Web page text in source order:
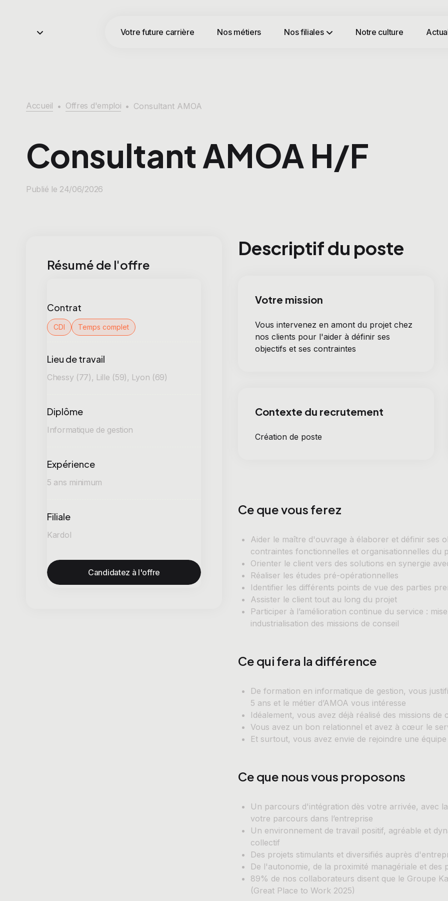
Votre future carrière Nos métiers Nos filiales Notre culture
Accueil • Offres d'emploi • Consultant AMOA
Consultant AMOA H/F
Publié le 24/06/2026
Résumé de l'offre
Contrat
CDI Temps complet
Lieu de travail
Chessy (77), Lille (59), Lyon (69)
Diplôme
Informatique de gestion
Expérience
5 ans minimum
Filiale
Kardol
Candidatez à l'offre
Descriptif du poste
Votre mission
Vous intervenez en amont du projet chez
nos clients pour l'aider à définir ses
objectifs et ses contraintes
Contexte du recrutement
Création de poste
Ce que vous ferez
Aider le maître d'ouvrage à élaborer et définir ses
contraintes fonctionnelles et organisationnelles du
Orienter le client vers des solutions en synergie
Réaliser les études pré-opérationnelles
Identifier les différents points de vue des parties
Assister le client tout au long du projet
Participer à l’amélioration continue du service :
industrialisation des missions de conseil
Ce qui fera la différence
De formation en informatique de gestion, vous
5 ans et le métier d’AMOA vous intéresse
Idéalement, vous avez déjà réalisé des missions
Vous avez un bon relationnel et avez à cœur le
Et surtout, vous avez envie de rejoindre une
Ce que nous vous proposons
Un parcours d'intégration dès votre arrivée, avec
votre parcours dans l’entreprise
Un environnement de travail positif, agréable et
collectif
Des projets stimulants et diversifiés auprès
De l'autonomie, de la proximité managériale et
89% de nos collaborateurs disent que le Groupe
(Great Place to Work 2025)